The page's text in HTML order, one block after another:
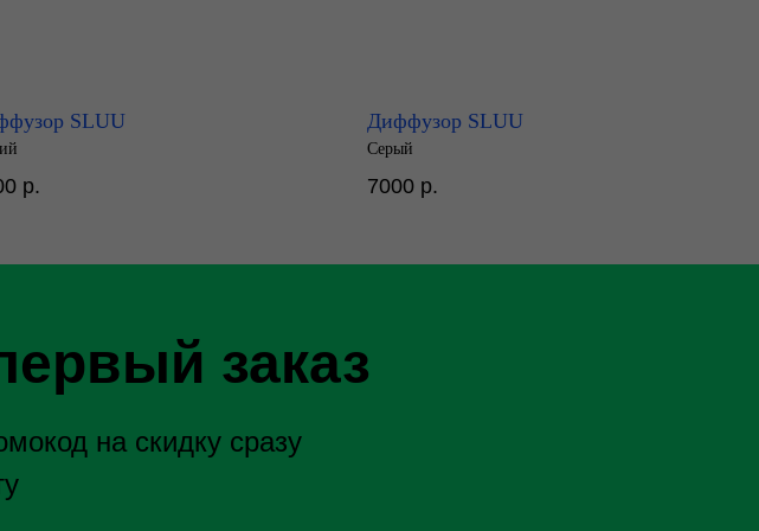
SLUU
р.
Диффузор SLUU
Серый
7000 р.
заказ
на скидку сразу